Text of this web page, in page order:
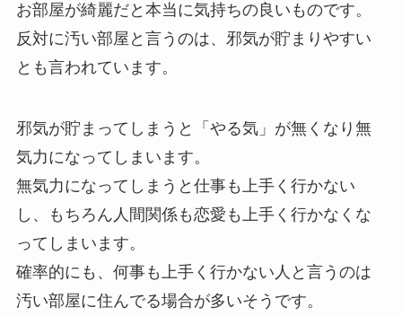
お部屋が綺麗だと本当に気持ちの良いものです。
反対に汚い部屋と言うのは、邪気が貯まりやすい
とも言われています。
邪気が貯まってしまうと「やる気」が無くなり無
気力になってしまいます。
無気力になってしまうと仕事も上手く行かない
し、もちろん人間関係も恋愛も上手く行かなくな
ってしまいます。
確率的にも、何事も上手く行かない人と言うのは
汚い部屋に住んでる場合が多いそうです。